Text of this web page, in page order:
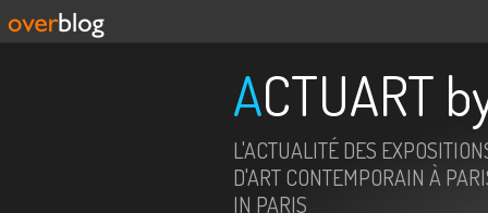
ACTUART
L'ACTUALITÉ DES
D'ART CONTEMPORAIN À
IN PARIS